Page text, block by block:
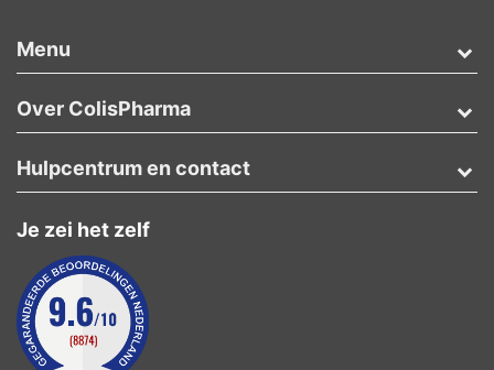
Menu
Over ColisPharma
Je zei het zelf
Hulpcentrum en contact